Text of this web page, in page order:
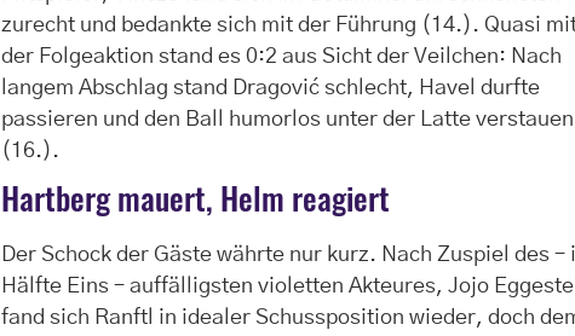
zurecht und bedankte sich mit der Führung (14.). Quasi
der Folgeaktion stand es 0:2 aus Sicht der Veilchen: Nach
langem Abschlag stand Dragović schlecht, Havel durfte
passieren und den Ball humorlos unter der Latte verstauen
(16.).
Hartberg mauert, Helm reagiert
Der Schock der Gäste währte nur kurz. Nach Zuspiel des –
Hälfte Eins – auffälligsten violetten Akteures, Jojo
fand sich Ranftl in idealer Schussposition wieder, doch